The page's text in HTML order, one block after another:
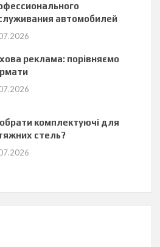
автомобилей
реклама: порівняємо
комплектуючі для
стель?